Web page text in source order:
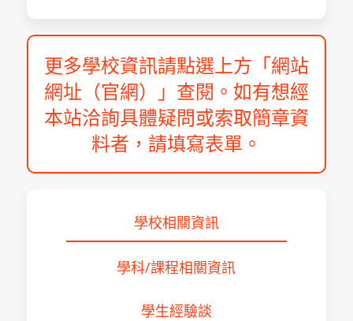
更多學校資訊請點選上方「網站
網址（官網）」查閱。如有想經
本站洽詢具體疑問或索取簡章資
料者，請填寫表單。
學校相關資訊
學科/課程相關資訊
學生經驗談